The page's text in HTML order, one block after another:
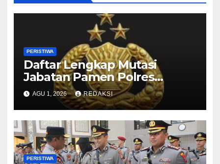
PERISTIWA
Daftar Lengkap Mutasi
Jabatan Pamen Polres
Jajaran Polda Jatim 2026
AGU 1, 2026 REDAKSI
PERISTIWA